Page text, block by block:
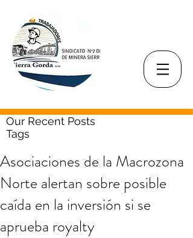
Our Recent Posts
Tags
Asociaciones de la Macrozona
Norte alertan sobre posible
caída en la inversión si se
aprueba royalty